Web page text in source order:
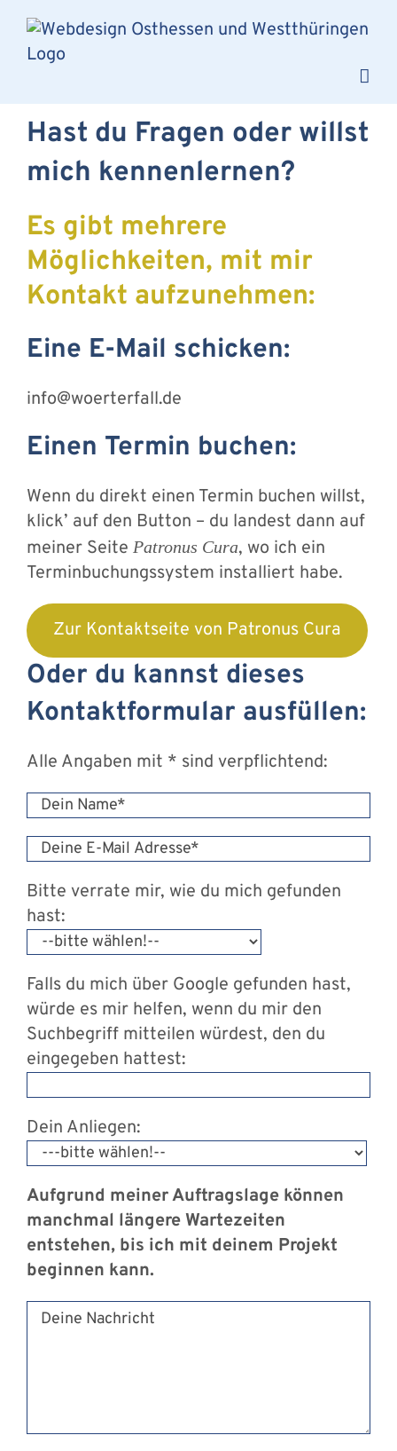
Inhalt
springen
Hast du Fragen oder willst
mich kennenlernen?
Es gibt mehrere
Möglichkeiten, mit mir
Kontakt aufzunehmen:
Eine E-Mail schicken:
info@woerterfall.de
Einen Termin buchen:
Wenn du direkt einen Termin buchen willst,
klick’ auf den Button – du landest dann auf
meiner SeitePatronus Cura, wo ich ein
Terminbuchungssystem installiert habe.
Zur Kontaktseite von Patronus Cura
Oder du kannst dieses
Kontaktformular ausfüllen:
Alle Angaben mit * sind verpflichtend:
Bitte verrate mir, wie du mich gefunden
hast:
Falls du mich über Google gefunden hast,
würde es mir helfen, wenn du mir den
Suchbegriff mitteilen würdest, den du
eingegeben hattest:
Dein Anliegen:
Aufgrund meiner Auftragslage können
manchmal längere Wartezeiten
entstehen, bis ich mit deinem Projekt
beginnen kann.